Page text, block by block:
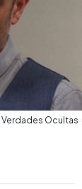
Verdades Ocultas